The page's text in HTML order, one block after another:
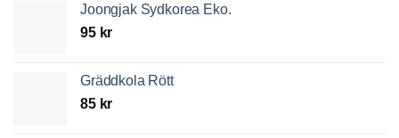
Joongjak Sydkorea Eko.
95 kr
Gräddkola Rött
85 kr